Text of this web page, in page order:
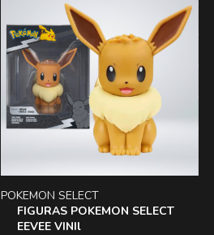
FIGURAS POKEMON SELECT
EEVEE VINIl
POKEMON SELECT